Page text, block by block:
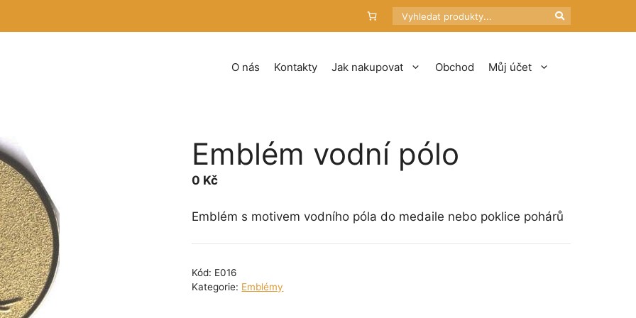
Hledat
O nás Kontakty Jak nakupovat Obchod Můj účet
Emblém vodní pólo
0 Kč
Emblém s motivem vodního póla do medaile nebo poklice pohárů
Kód: E016
Kategorie: Emblémy